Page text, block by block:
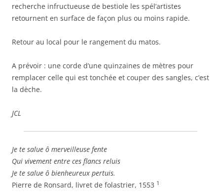
recherche infructueuse de bestiole les spél’artistes
retournent en surface de façon plus ou moins rapide.
Retour au local pour le rangement du matos.
A prévoir : une corde d’une quinzaines de mètres pour
remplacer celle qui est tonchée et couper des sangles, c’est
la dèche.
JCL
Je te salue ô merveilleuse fente
Qui vivement entre ces flancs reluis
Je te salue ô bienheureux pertuis.
Pierre de Ronsard, livret de folastrier, 1553 1